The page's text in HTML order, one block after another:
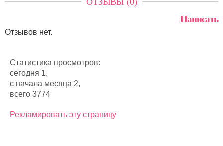
ОТЗЫВЫ (0)
Написать
Отзывов нет.
Статистика просмотров:
сегодня 1,
с начала месяца 2,
всего 3774
Рекламировать эту страницу